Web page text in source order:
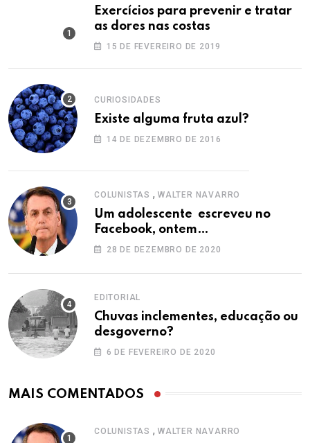
Exercícios para prevenir e tratar
as dores nas costas
15 DE FEVEREIRO DE 2019
CURIOSIDADES
Existe alguma fruta azul?
14 DE DEZEMBRO DE 2016
COLUNISTAS , WALTER NAVARRO
Um adolescente escreveu no
Facebook, ontem…
28 DE DEZEMBRO DE 2020
EDITORIAL
Chuvas inclementes, educação ou
desgoverno?
6 DE FEVEREIRO DE 2020
MAIS COMENTADOS
COLUNISTAS , WALTER NAVARRO